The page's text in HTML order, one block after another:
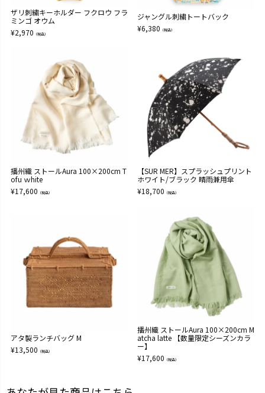
ザリ刺繍キーホルダー フクロウ フラ
ミンゴ オウム
¥2,970 （税込）
ジャングル刺繍トートバック
¥6,380 （税込）
播州織 ストールAura 100×200cm T
ofu ｗhite
¥17,600 （税込）
【SUR MER】スプラッシュプリント
ホワイト/ブラック 晴雨兼用傘
¥18,700 （税込）
アタ製ランチバッグ M
¥13,500 （税込）
播州織 ストールAura 100×200cm M
atcha latte 【数量限定シーズンカラ
ー】
¥17,600 （税込）